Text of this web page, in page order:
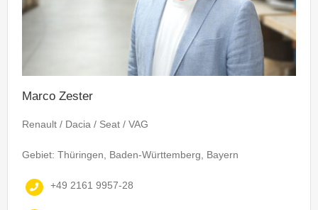
Marco Zester
Renault / Dacia / Seat / VAG
Gebiet: Thüringen, Baden-Württemberg, Bayern
+49 2161 9957-28